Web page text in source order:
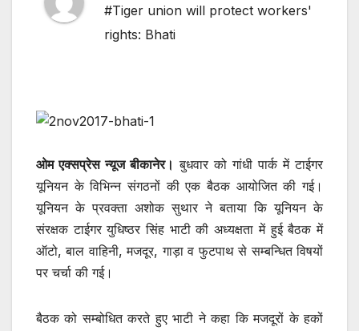
#Tiger union will protect workers'
rights: Bhati
ओम एक्सप्रेस न्यूज बीकानेर। बुधवार को गांधी पार्क में टाईगर
यूनियन के विभिन्न संगठनों की एक बैठक आयोजित की गई।
यूनियन के प्रवक्ता अशोक सुथार ने बताया कि यूनियन के
संरक्षक टाईगर युधिष्ठर सिंह भाटी की अध्यक्षता में हुई बैठक में
ऑटो, बाल वाहिनी, मजदूर, गाड़ा व फुटपाथ से सम्बन्धित विषयों
पर चर्चा की गई।
बैठक को सम्बोधित करते हुए भाटी ने कहा कि मजदूरों के हकों